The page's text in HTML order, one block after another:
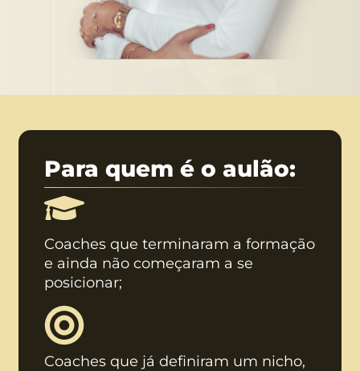
Para quem é o aulão:
Coaches que terminaram a formação
e ainda não começaram a se
posicionar;
Coaches que já definiram um nicho,